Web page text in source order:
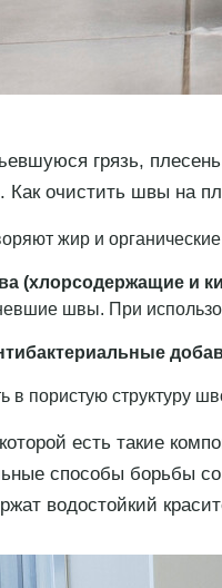
грязь,
очистить швы на
жир и
(хлорсодержащие и
швы. При
в пористую структуру
есть такие
способы борьбы
водостойкий